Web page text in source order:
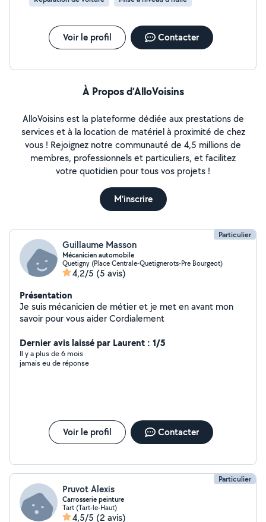
Voir le profil Contacter
À Propos d’AlloVoisins
AlloVoisins est la plateforme dédiée aux prestations de
services et à la location de matériel à proximité de chez
vous ! Rejoignez notre communauté de 4,5 millions de
membres, professionnels et particuliers, et facilitez
votre quotidien pour tous vos projets !
M'inscrire
Particulier
Guillaume Masson
Mécanicien automobile
Quetigny (Place Centrale-Quetignerots-Pre Bourgeot)
4,2/5 (5 avis)
Présentation
Je suis mécanicien de métier et je met en avant mon
savoir pour vous aider Cordialement
Dernier avis laissé par Laurent : 1/5
Il y a plus de 6 mois
jamais eu de réponse
Voir le profil Contacter
Particulier
Pruvot Alexis
Carrosserie peinture
Tart (Tart-le-Haut)
4,5/5 (2 avis)